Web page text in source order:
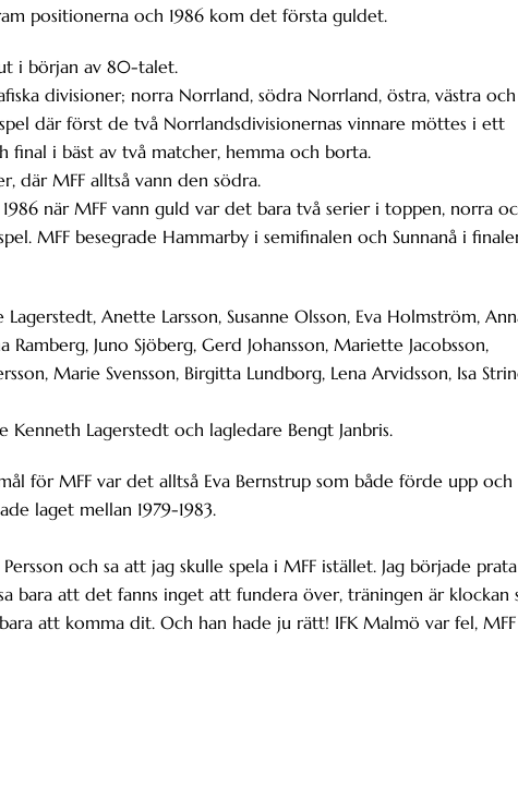
positionerna och 1986 kom det första guldet.
i början av 80-talet.
divisioner; norra Norrland, södra Norrland, östra, västra och
där först de två Norrlandsdivisionernas vinnare möttes i ett
i bäst av två matcher, hemma och borta.
där MFF alltså vann den södra.
när MFF vann guld var det bara två serier i toppen, norra
MFF besegrade Hammarby i semifinalen och Sunnanå i
Anette Larsson, Susanne Olsson, Eva Holmström,
Ramberg, Juno Sjöberg, Gerd Johansson, Mariette Jacobsson,
Marie Svensson, Birgitta Lundborg, Lena Arvidsson, Isa
Kenneth Lagerstedt och lagledare Bengt Janbris.
för MFF var det alltså Eva Bernstrup som både förde upp och
laget mellan 1979-1983.
och sa att jag skulle spela i MFF istället. Jag började prata
bara att det fanns inget att fundera över, träningen är klockan
att komma dit. Och han hade ju rätt! IFK Malmö var fel, MFF